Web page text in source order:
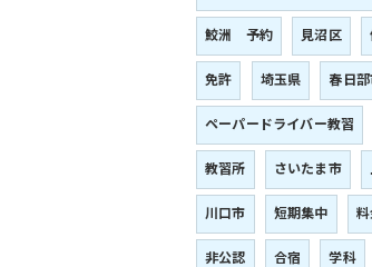
鮫洲 予約 見沼区
免許 埼玉県 春日部
ペーパードライバー教習
教習所 さいたま市
川口市 短期集中
非公認 合宿 学科